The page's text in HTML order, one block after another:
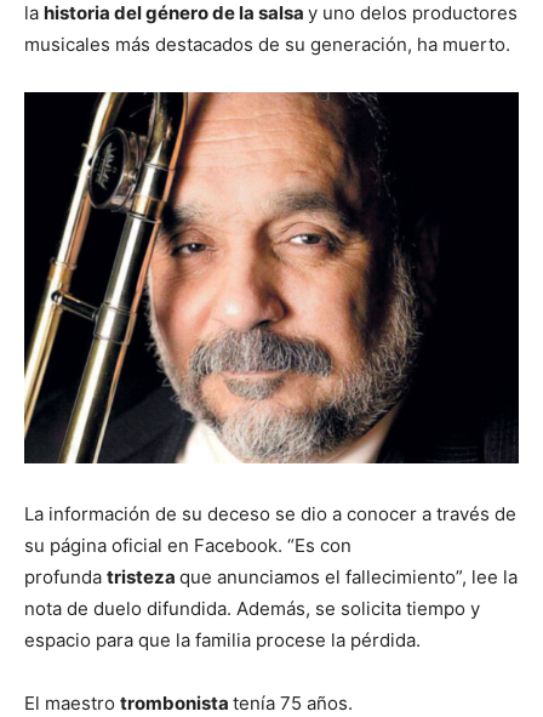
la historia del género de la salsa y uno delos productores
musicales más destacados de su generación, ha muerto.
La información de su deceso se dio a conocer a través de
su página oficial en Facebook. “Es con
profunda tristeza que anunciamos el fallecimiento”, lee la
nota de duelo difundida. Además, se solicita tiempo y
espacio para que la familia procese la pérdida.
El maestro trombonista tenía 75 años.